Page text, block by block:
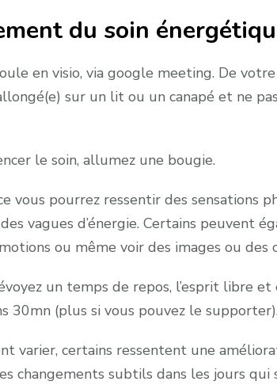
du soin
en visio, via google meeting. De
sur un lit ou un canapé et ne
le soin, allumez une bougie.
vous pourrez ressentir des sensations
vagues d’énergie. Certains peuvent
ou même voir des images ou des
un temps de repos, l’esprit libre
30mn (plus si vous pouvez le
varier, certains ressentent une
changements subtils dans les jours